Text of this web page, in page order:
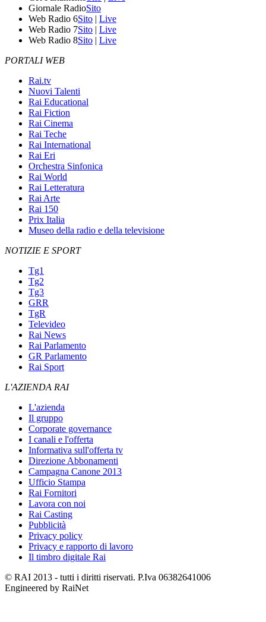
Giornale RadioSito
Web Radio 6Sito | Live
Web Radio 7Sito | Live
Web Radio 8Sito | Live
PORTALI WEB
Rai.tv
Nuovi Talenti
Rai Educational
Rai Fiction
Rai Cinema
Rai Teche
Rai International
Rai Eri
Orchestra Sinfonica
Rai World
Rai Letteratura
Rai Arte
Rai 150
Prix Italia
Museo della radio e della televisione
NOTIZIE E SPORT
Tg1
Tg2
Tg3
GRR
TgR
Televideo
Rai News
Rai Parlamento
GR Parlamento
Rai Sport
L'AZIENDA RAI
L'azienda
Il gruppo
Corporate governance
I canali e l'offerta
Informativa sull'offerta tv
Direzione Abbonamenti
Campagna Canone 2013
Ufficio Stampa
Rai Fornitori
Lavora con noi
Rai Casting
Pubblicità
Privacy policy
Privacy e rapporto di lavoro
Il timbro digitale Rai
© RAI 2013 - tutti i diritti riservati. P.Iva 06382641006
Engineered by RaiNet